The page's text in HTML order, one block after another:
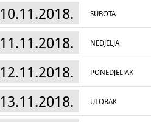
10.11.2018. SUBOTA
11.11.2018. NEDJELJA
12.11.2018. PONEDJELJAK
13.11.2018. UTORAK